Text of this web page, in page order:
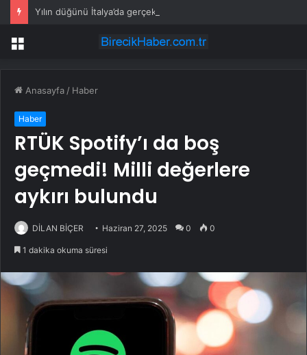
Menü
Anasayfa / Haber
Haber
RTÜK Spotify’ı da boş
geçmedi! Milli değerlere
aykırı bulundu
DİLAN BİÇER Haziran 27, 2025 0 0
1 dakika okuma süresi